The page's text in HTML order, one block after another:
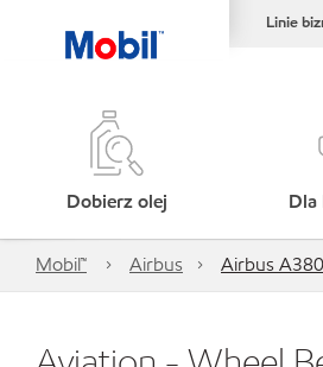
Linie
Dobierz olej
Mobil™ Airbus Airbus A380